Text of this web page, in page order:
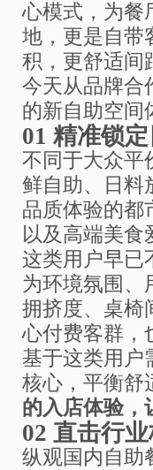
心模式，为餐
地，更是自带
积，更舒适间
今天从品牌合
的新自助空间
01 精准锁
不同于大众平
鲜自助、日料
品质体验的都
以及高端美食
这类用户早已
为环境氛围、
拥挤度、桌椅
心付费客群，
基于这类用户
核心，平衡
的入店体验，
02 直击行
纵观国内自助